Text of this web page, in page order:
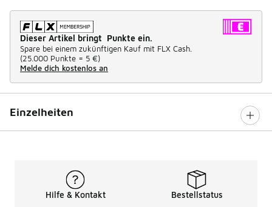
Dieser Artikel bringt Punkte ein.
Spare bei einem zukünftigen Kauf mit FLX Cash.
(25.000 Punkte = 5 €)
Melde dich kostenlos an
Einzelheiten
Hilfe & Kontakt Bestellstatus